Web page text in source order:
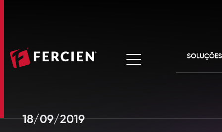
ANTAQ
TAG'S
SOLUÇÕES
18/09/2019